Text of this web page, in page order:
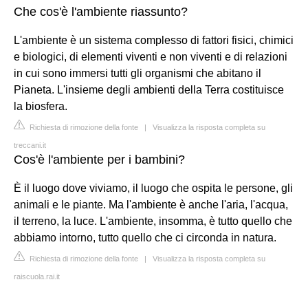
Che cos'è l'ambiente riassunto?
L'ambiente è un sistema complesso di fattori fisici, chimici
e biologici, di elementi viventi e non viventi e di relazioni
in cui sono immersi tutti gli organismi che abitano il
Pianeta. L'insieme degli ambienti della Terra costituisce
la biosfera.
Richiesta di rimozione della fonte | Visualizza la risposta completa su
treccani.it
Cos'è l'ambiente per i bambini?
È il luogo dove viviamo, il luogo che ospita le persone, gli
animali e le piante. Ma l'ambiente è anche l'aria, l'acqua,
il terreno, la luce. L'ambiente, insomma, è tutto quello che
abbiamo intorno, tutto quello che ci circonda in natura.
Richiesta di rimozione della fonte | Visualizza la risposta completa su
raiscuola.rai.it